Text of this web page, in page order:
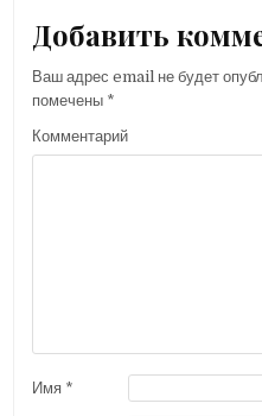
ц
и
и
Добавить
Ваш адрес email не будет
помечены *
Комментарий
Имя *